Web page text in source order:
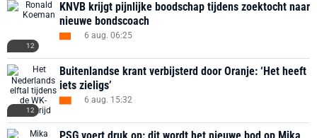
12
KNVB krijgt pijnlijke boodschap tijdens zoektocht naar
nieuwe bondscoach
6 aug. 06:25
12
Buitenlandse krant verbijsterd door Oranje: ‘Het heeft
iets zieligs’
6 aug. 15:32